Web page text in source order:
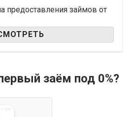
предоставления займов от
заём под 0%?